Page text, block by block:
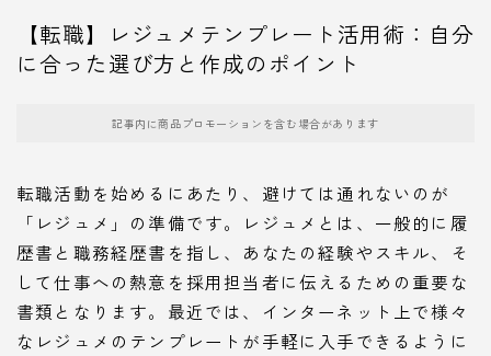
【転職】レジュメテンプレート活用術：自分
に合った選び方と作成のポイント
記事内に商品プロモーションを含む場合があります
転職活動を始めるにあたり、避けては通れないのが
「レジュメ」の準備です。レジュメとは、一般的に履
歴書と職務経歴書を指し、あなたの経験やスキル、そ
して仕事への熱意を採用担当者に伝えるための重要な
書類となります。最近では、インターネット上で様々
なレジュメのテンプレートが手軽に入手できるように